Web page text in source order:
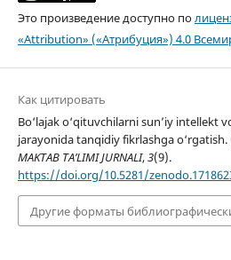
Это произведение доступно по
«Attribution» («Атрибуция») 4.0
Как цитировать
Bo‘lajak o‘qituvchilarni sun’iy intellekt
jarayonida tanqidiy fikrlashga o‘rgatish.
MAKTAB TA’LIMI JURNALI,3(9).
https://doi.org/10.5281/
Другие форматы